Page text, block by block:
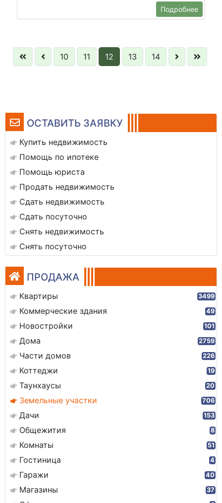
ОСТАВИТЬ ЗАЯВКУ
Купить недвижимость
Помощь по ипотеке
Помощь юриста
Продать недвижимость
Сдать недвижимость
Сдать посуточно
Снять недвижимость
Снять посуточно
ПРОДАЖА
Квартиры 3499
Коммерческие здания 49
Новостройки 101
Дома 2759
Части домов 226
Коттеджи 19
Таунхаусы 20
Земельные участки 706
Дачи 153
Общежития 8
Комнаты 51
Гостиница 4
Гаражи 40
Магазины 37
Подробнее
10 11 12 13 14